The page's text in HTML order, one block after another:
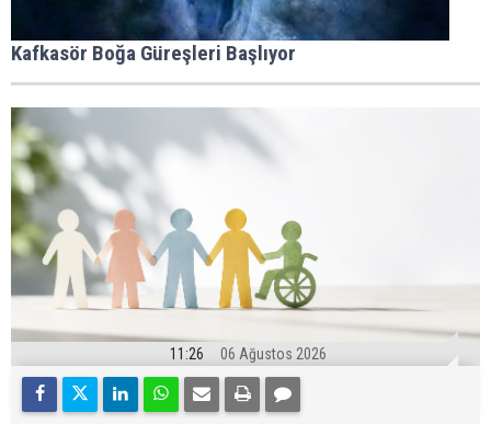
Kafkasör Boğa Güreşleri Başlıyor
11:26 06 Ağustos 2026